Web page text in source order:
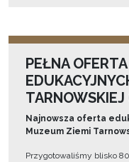
PEŁNA
TARNOWSKIEJ
Najnowsza oferta
Muzeum Ziemi
Przygotowaliśmy blisko